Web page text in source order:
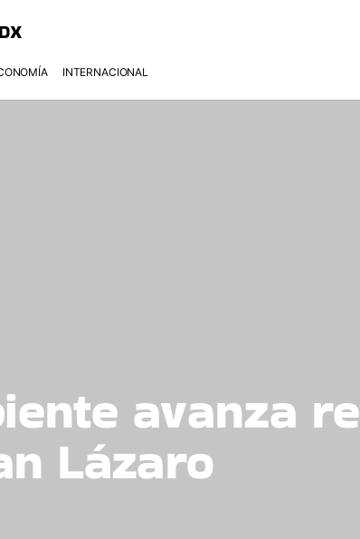
INTERNACIONAL
avanza
Lázaro